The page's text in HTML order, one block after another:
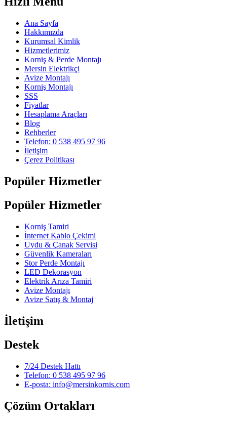
Ana Sayfa
Hakkımızda
Kurumsal Kimlik
Hizmetlerimiz
Korniş & Perde Montajı
Mersin Elektrikçi
Avize Montajı
Korniş Montajı
SSS
Fiyatlar
Hesaplama Araçları
Blog
Rehberler
Telefon: 0 538 495 97 96
İletişim
Çerez Politikası
Popüler Hizmetler
Popüler Hizmetler
Korniş Tamiri
İnternet Kablo Çekimi
Uydu & Çanak Servisi
Güvenlik Kameraları
Stor Perde Montajı
LED Dekorasyon
Elektrik Arıza Tamiri
Avize Montajı
Avize Satış & Montaj
İletişim
Destek
7/24 Destek Hattı
Telefon: 0 538 495 97 96
E-posta: info@mersinkornis.com
Çözüm Ortakları